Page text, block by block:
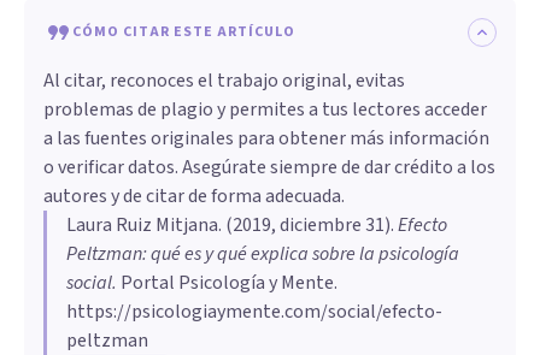
CÓMO CITAR ESTE ARTÍCULO
Al citar, reconoces el trabajo original, evitas
problemas de plagio y permites a tus lectores acceder
a las fuentes originales para obtener más información
o verificar datos. Asegúrate siempre de dar crédito a los
autores y de citar de forma adecuada.
Laura Ruiz Mitjana. (2019, diciembre 31).Efecto
Peltzman: qué es y qué explica sobre la psicología
social. Portal Psicología y Mente.
https://psicologiaymente.com/social/efecto-
peltzman